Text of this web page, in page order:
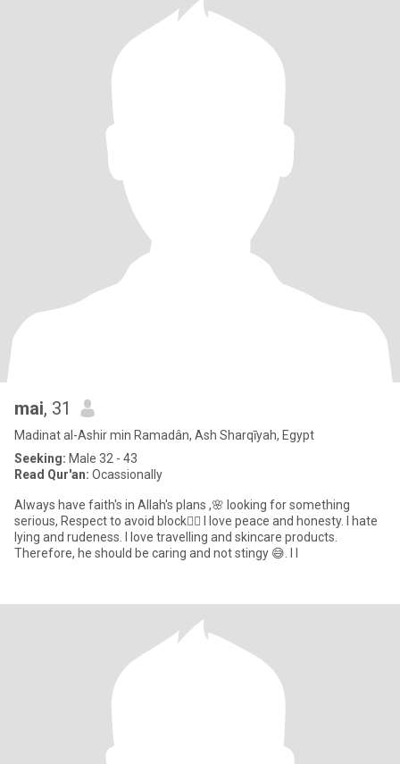
mai, 31
Madinat al-Ashir min Ramadân, Ash Sharqīyah, Egypt
Seeking: Male 32 - 43
Read Qur'an: Ocassionally
Always have faith's in Allah's plans ,🌸 looking for something
serious, Respect to avoid block👍🏻 I love peace and honesty. I hate
lying and rudeness. I love travelling and skincare products.
Therefore, he should be caring and not stingy 😅. I l